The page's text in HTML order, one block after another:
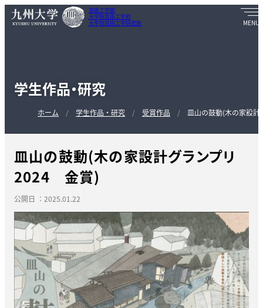
芸術工学部
大学院芸術工学府
大学院芸術工学研究院
学生作品・研究
ホーム 学生作品・研究 受賞作品 皿山の鼓動(木の家設
皿山の鼓動(木の家設計グランプリ
2024 金賞)
公開日 ：2025.01.22